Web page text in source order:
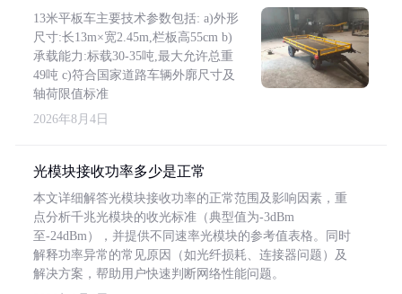
13米平板车主要技术参数包括: a)外形
尺寸:长13m×宽2.45m,栏板高55cm b)
承载能力:标载30-35吨,最大允许总重
49吨 c)符合国家道路车辆外廓尺寸及
轴荷限值标准
2026年8月4日
光模块接收功率多少是正常
本文详细解答光模块接收功率的正常范围及影响因素，重
点分析千兆光模块的收光标准（典型值为-3dBm
至-24dBm），并提供不同速率光模块的参考值表格。同时
解释功率异常的常见原因（如光纤损耗、连接器问题）及
解决方案，帮助用户快速判断网络性能问题。